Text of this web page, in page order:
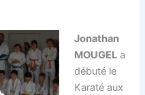
Jonathan
MOUGEL a
débuté le
Karaté aux